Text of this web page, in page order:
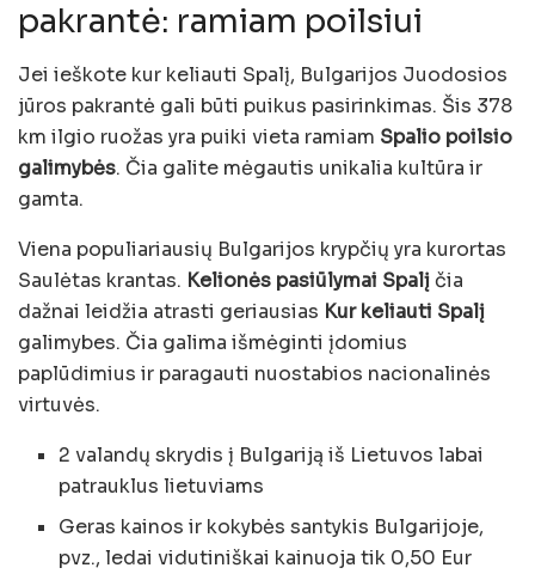
pakrantė: ramiam poilsiui
Jei ieškote kur keliauti Spalį, Bulgarijos Juodosios
jūros pakrantė gali būti puikus pasirinkimas. Šis 378
km ilgio ruožas yra puiki vieta ramiam Spalio poilsio
galimybės. Čia galite mėgautis unikalia kultūra ir
gamta.
Viena populiariausių Bulgarijos krypčių yra kurortas
Saulėtas krantas. Kelionės pasiūlymai Spalįčia
dažnai leidžia atrasti geriausias Kur keliauti Spalį
galimybes. Čia galima išmėginti įdomius
paplūdimius ir paragauti nuostabios nacionalinės
virtuvės.
2 valandų skrydis į Bulgariją iš Lietuvos labai
patrauklus lietuviams
Geras kainos ir kokybės santykis Bulgarijoje,
pvz., ledai vidutiniškai kainuoja tik 0,50 Eur